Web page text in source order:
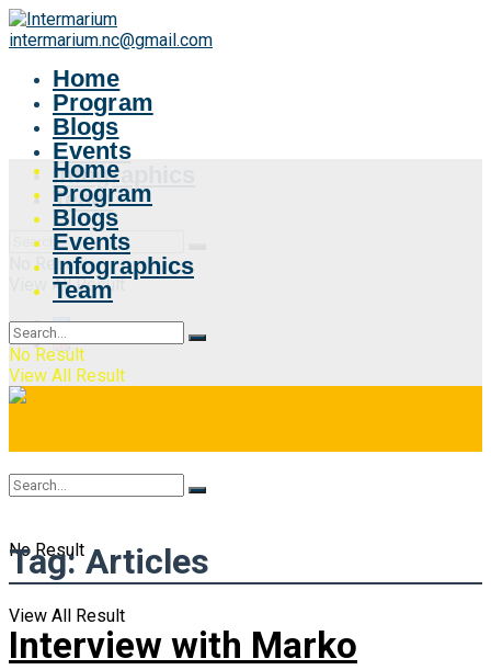
intermarium.nc@gmail.com
Home
Program
Blogs
Events
Infographics
Team
No Result
View All Result
Home
Program
Blogs
Events
Infographics
Team
No Result
View All Result
No Result
View All Result
Tag:Articles
Interview with Marko